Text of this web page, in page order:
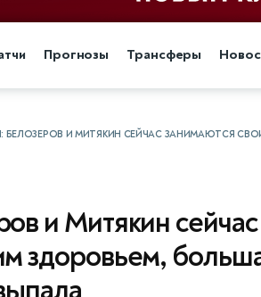
Прогнозы Трансферы
БЕЛОЗЕРОВ И МИТЯКИН СЕЙЧАС ЗАНИМАЮТСЯ
и Митякин сейчас
здоровьем,